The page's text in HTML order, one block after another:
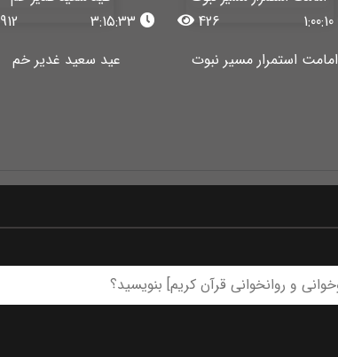
1:00:10
426
امامت استمرار مسیر نبوت
912
عید سعید غدیر خم